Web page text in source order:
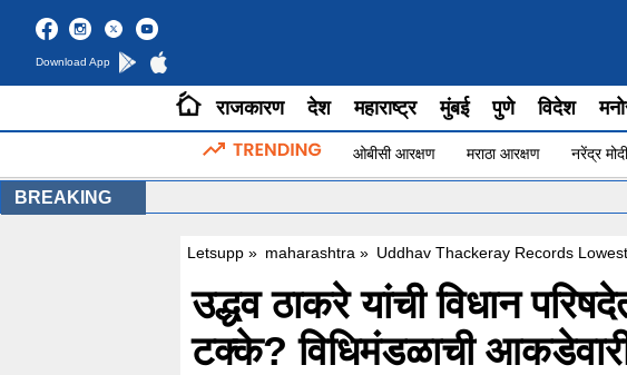
Download App
राजकारण देश महाराष्ट्र मुंबई पुणे विदेश
ओबीसी आरक्षण मराठा आरक्षण नरेंद्र मोदी
BREAKING
Letsupp » maharashtra » Uddhav Thackeray Records
उद्धव ठाकरे यांची विधान
टक्के? विधिमंडळाची